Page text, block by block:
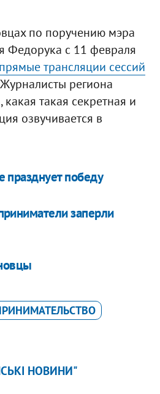
по поручению мэра
Федорука с 11 февраля
прямые трансляции сессий
региона
такая секретная и
озвучивается в
победу
заперли
НОВИНИ"